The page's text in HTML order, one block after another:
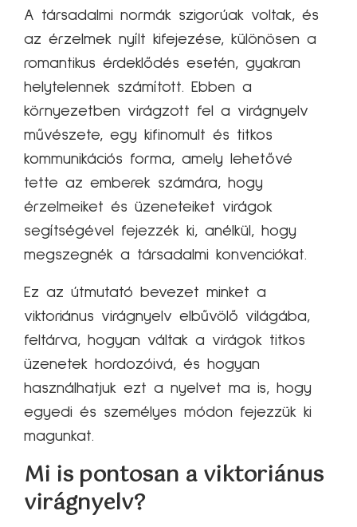
A társadalmi normák szigorúak voltak, és
az érzelmek nyílt kifejezése, különösen a
romantikus érdeklődés esetén, gyakran
helytelennek számított. Ebben a
környezetben virágzott fel a virágnyelv
művészete, egy kifinomult és titkos
kommunikációs forma, amely lehetővé
tette az emberek számára, hogy
érzelmeiket és üzeneteiket virágok
segítségével fejezzék ki, anélkül, hogy
megszegnék a társadalmi konvenciókat.
Ez az útmutató bevezet minket a
viktoriánus virágnyelv elbűvölő világába,
feltárva, hogyan váltak a virágok titkos
üzenetek hordozóivá, és hogyan
használhatjuk ezt a nyelvet ma is, hogy
egyedi és személyes módon fejezzük ki
magunkat.
Mi is pontosan a viktoriánus
virágnyelv?